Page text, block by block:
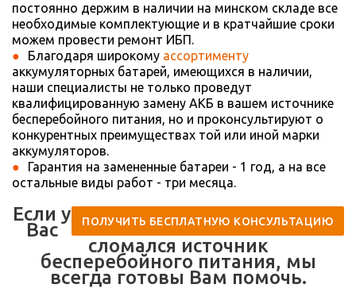
постоянно держим в наличии на минском складе все
необходимые комплектующие и в кратчайшие сроки
можем провести ремонт ИБП.
Благодаря широкому ассортименту
аккумуляторных батарей, имеющихся в наличии,
наши специалисты не только проведут
квалифицированную замену АКБ в вашем источнике
бесперебойного питания, но и проконсультируют о
конкурентных преимуществах той или иной марки
аккумуляторов.
Гарантия на замененные батареи - 1 год, а на все
остальные виды работ - три месяца.
ПОЛУЧИТЬ БЕСПЛАТНУЮ КОНСУЛЬТАЦИЮ
Если у
Вас
сломался источник
бесперебойного питания, мы
всегда готовы Вам помочь.